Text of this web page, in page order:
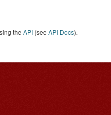
the API (see API Docs).